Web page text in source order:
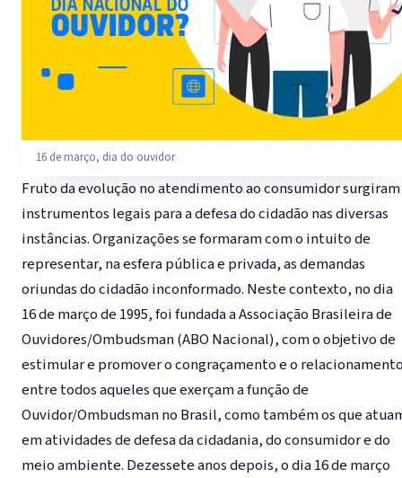
16 de março, dia do ouvidor
Fruto da evolução no atendimento ao consumidor surgiram
instrumentos legais para a defesa do cidadão nas diversas
instâncias. Organizações se formaram com o intuito de
representar, na esfera pública e privada, as demandas
oriundas do cidadão inconformado. Neste contexto, no dia
16 de março de 1995, foi fundada a Associação Brasileira de
Ouvidores/Ombudsman (ABO Nacional), com o objetivo de
estimular e promover o congraçamento e o
entre todos aqueles que exerçam a função de
Ouvidor/Ombudsman no Brasil, como também os que
em atividades de defesa da cidadania, do consumidor e do
meio ambiente. Dezessete anos depois, o dia 16 de março